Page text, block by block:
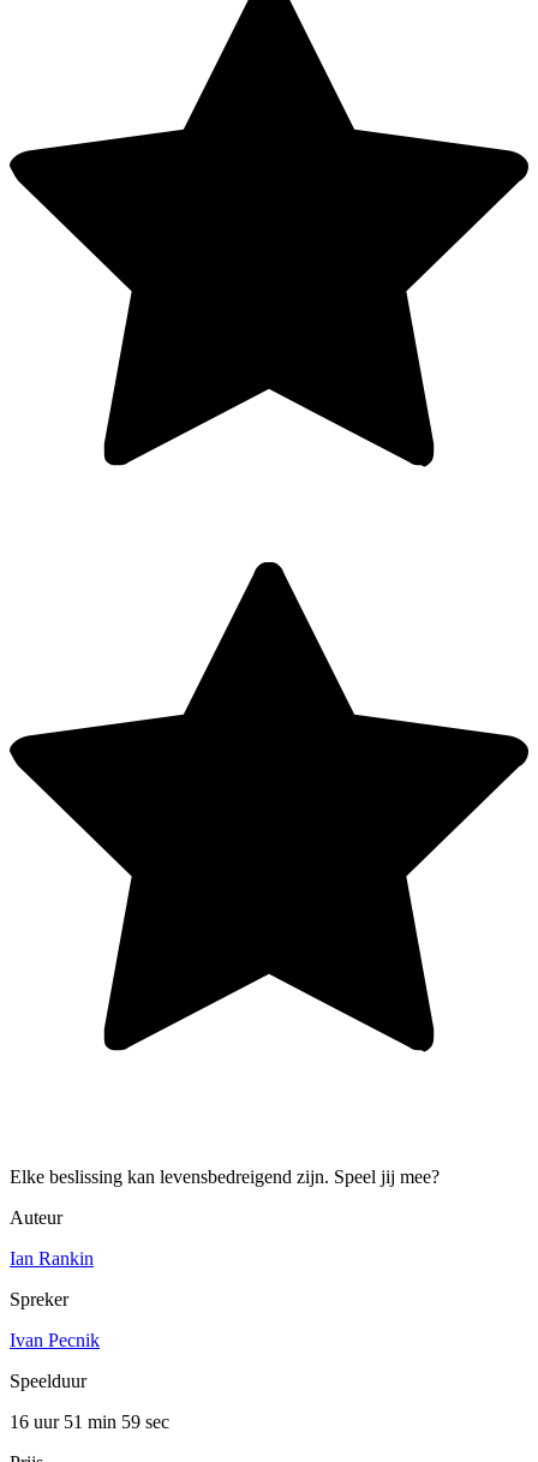
Elke beslissing kan levensbedreigend zijn. Speel jij mee?
Auteur
Ian Rankin
Spreker
Ivan Pecnik
Speelduur
16 uur 51 min 59 sec